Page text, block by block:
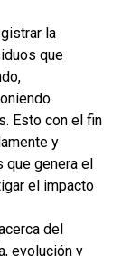
la
que
Esto con el fin
y
genera el
el impacto
del
evolución y